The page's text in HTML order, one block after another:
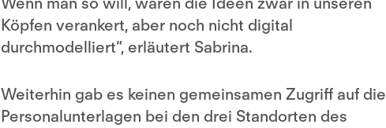
Köpfen verankert, aber noch nicht digital
durchmodelliert“, erläutert Sabrina.
Weiterhin gab es keinen gemeinsamen Zugriff auf die
Personalunterlagen bei den drei Standorten des